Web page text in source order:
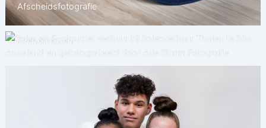
Afscheidsfotografie
Evenementen